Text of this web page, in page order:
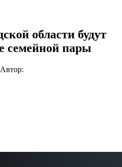
области будут
семейной пары
Автор: